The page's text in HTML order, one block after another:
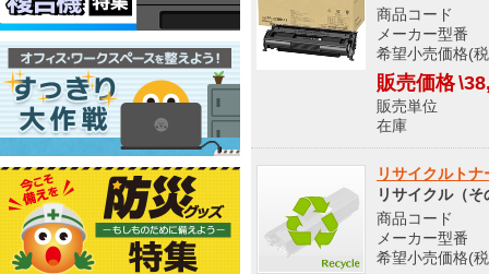
商品コー
メーカー型
希望小売価格(
販売価格
販売単
在庫 メ
リサイクルト
リサイクル（そ
商品コー
メーカー型
希望小売価格(